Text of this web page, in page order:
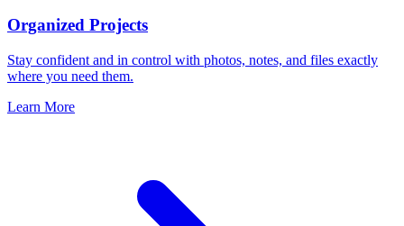
Organized Projects
Stay confident and in control with photos, notes, and files exactly
where you need them.
Learn More